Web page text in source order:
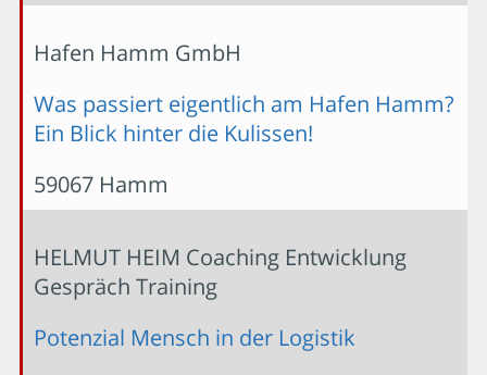
Hafen Hamm GmbH
Was passiert eigentlich am Hafen Hamm?
Ein Blick hinter die Kulissen!
59067 Hamm
HELMUT HEIM Coaching Entwicklung
Gespräch Training
Potenzial Mensch in der Logistik